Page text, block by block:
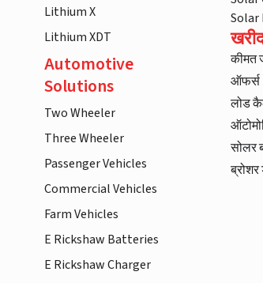
Lithium X
Lithium XDT
Automotive
Solutions
Two Wheeler
Three Wheeler
Passenger Vehicles
Commercial Vehicles
Farm Vehicles
E Rickshaw Batteries
E Rickshaw Charger
Solar
कीमत
ऑफर्स
लोड
सोलर